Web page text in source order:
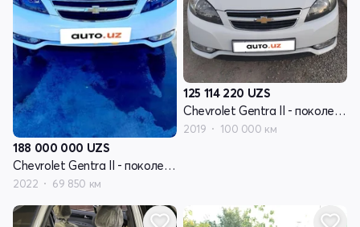
188 000 000 UZS
Chevrolet Gentra II - поколение
2022 69 850 км
125 114 220 UZS
Chevrolet Gentra II - поколение
2019 100 000 км